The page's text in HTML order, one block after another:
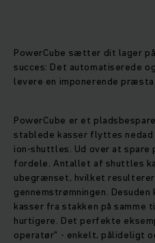
PowerCube sætter dit lager
succes: Det automatiserede
levere en imponerende
PowerCube er et
stablede kasser flyttes
ion-shuttles. Ud over at spare
fordele. Antallet af shuttles
ubegrænset, hvilket
gennemstrømningen.
kasser fra stakken på samme
hurtigere. Det perfekte
operatør" - enkelt, pålideligt